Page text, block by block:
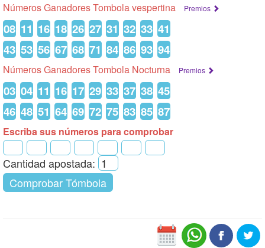
Números Ganadores Tombola vespertina Premios
08 11 16 18 26 27 31 32 33 41
43 53 56 67 68 71 84 86 93 94
Números Ganadores Tombola Nocturna Premios
03 04 11 16 17 29 33 37 38 45
46 48 51 64 69 72 75 83 85 87
Escriba sus números para comprobar
Cantidad apostada:
Comprobar Tómbola